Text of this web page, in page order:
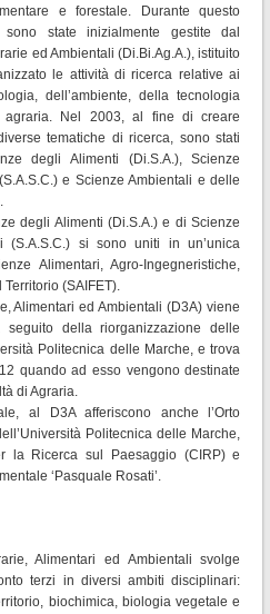
e forestale. Durante questo
state inizialmente gestite dal
ed Ambientali (Di.Bi.Ag.A.), istituito
le attività di ricerca relative ai
dell’ambiente, della tecnologia
agraria. Nel 2003, al fine di creare
tematiche di ricerca, sono stati
degli Alimenti (Di.S.A.), Scienze
e Scienze Ambientali e delle
degli Alimenti (Di.S.A.) e di Scienze
(S.A.S.C.) si sono uniti in un’unica
Alimentari, Agro-Ingegneristiche,
(SAIFET).
Alimentari ed Ambientali (D3A) viene
della riorganizzazione delle
Politecnica delle Marche, e trova
quando ad esso vengono destinate
di Agraria.
al D3A afferiscono anche l’Orto
Politecnica delle Marche,
la Ricerca sul Paesaggio (CIRP) e
‘Pasquale Rosati’.
Alimentari ed Ambientali svolge
terzi in diversi ambiti disciplinari:
biochimica, biologia vegetale e